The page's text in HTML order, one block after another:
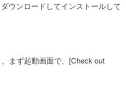
ウンロードしてインストールして
まず起動画面で、[Check out